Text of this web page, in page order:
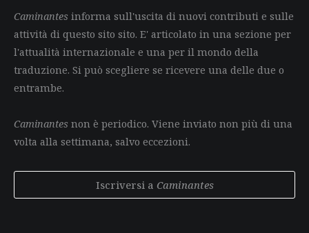
Caminantes informa sull'uscita di nuovi contributi e sulle
attività di questo sito sito. E' articolato in una sezione per
l'attualità internazionale e una per il mondo della
traduzione. Si può scegliere se ricevere una delle due o
entrambe.
Caminantes non è periodico. Viene inviato non più di una
volta alla settimana, salvo eccezioni.
Iscriversi a Caminantes